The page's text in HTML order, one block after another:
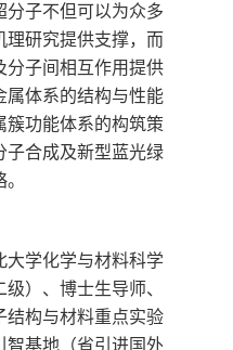
分子不但可以为众多
理研究提供支撑，而
分子间相互作用提供
属体系的结构与性能
簇功能体系的构筑策
子合成及新型蓝光绿
大学化学与材料科学
）、博士生导师、
结构与材料重点实验
智基地（省引进国外